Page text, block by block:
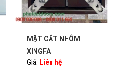
MẶT CẮT NHÔM
XINGFA
Giá: Liên hệ